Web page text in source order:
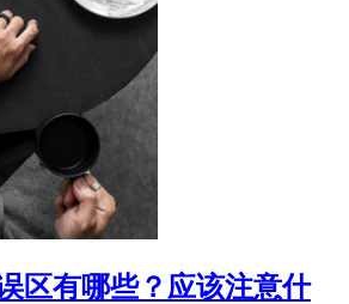
区有哪些？应该注意什